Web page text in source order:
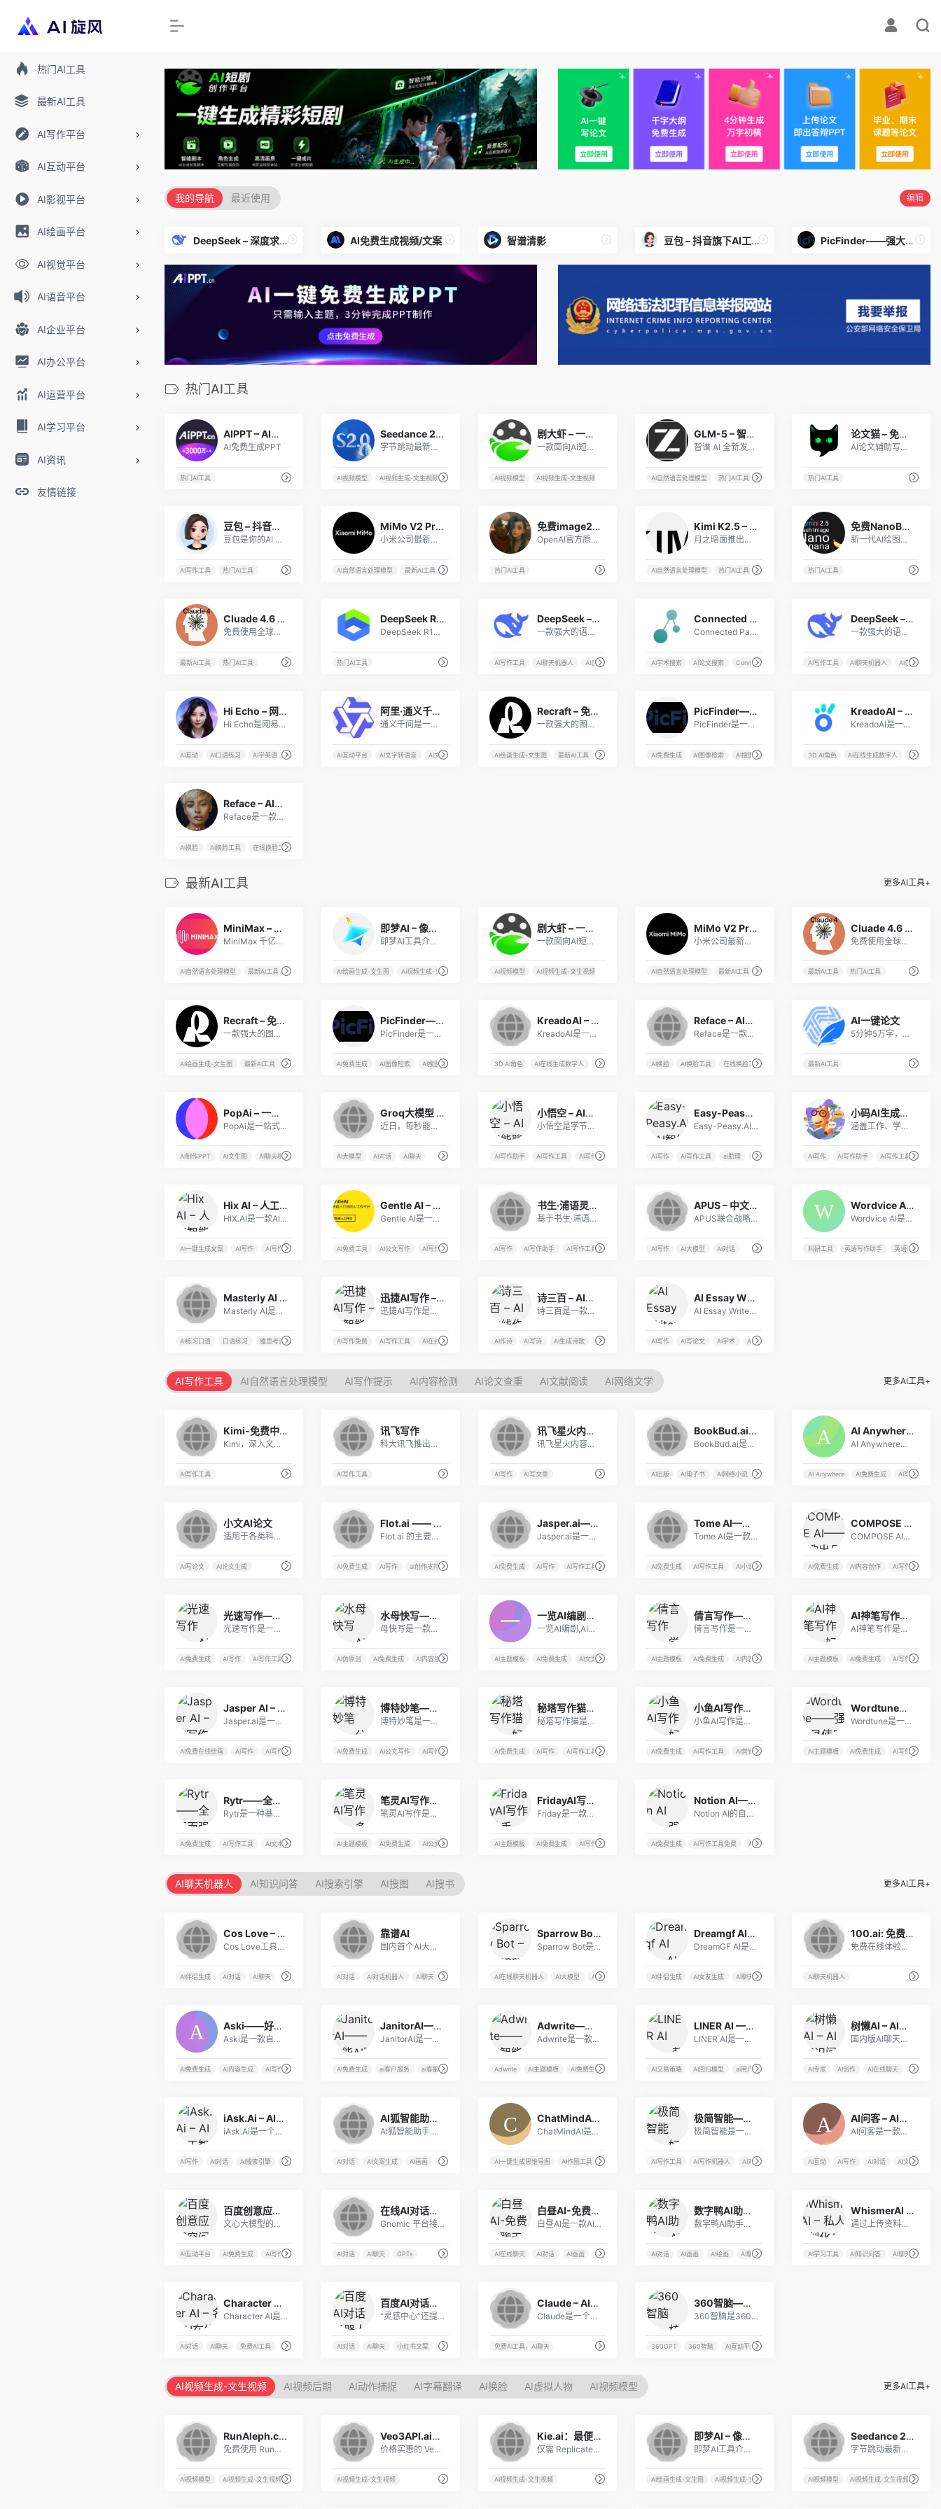
热门AI工具
最新AI工具
AI写作平台
AI互动平台
AI影视平台
AI绘画平台
AI视觉平台
AI语音平台
AI企业平台
AI办公平台
AI运营平台
AI学习平台
AI资讯
友情链接
我的导航 最近使用 编辑
DeepSeek – 深度求索大语言模型 AI免费生成视频/文案 智谱清影 豆包 – 抖音旗下AI工具，你的智能助手 PicFinder——强大的在线AI搜图工具
热门AI工具
AIPPT – AI一键生成PPT
AI免费生成PPT
热门AI工具
Seedance 2.0视频生成
字节跳动最新推出的多模态 AI 视频生成大模型。
AI视频模型 AI视频生成-文生视频
剧大虾 – 一站式AI短剧制作平台
一款面向AI短剧创作的一站式制作平台，支持剧本生成、智能分镜、素材资产管理、AI视频生成和团队协作，能帮助AI短剧从业者搭建完整工作流，而不是只提供单个视频生成能力。
AI视频模型 AI视频生成-文生视频 热门AI工具
GLM-5 – 智谱AI旗舰开源大模型
智谱 AI 全新发布的 7450 亿参数旗舰多模态大模型，具备超强文本、视觉、语音理解与推理能力，支持超长上下文、智能体编程与行业级落地，是新一代通用 AI 生产力基座。
AI自然语言处理模型 热门AI工具
论文猫 – 免费无限改稿
AI论文辅助写作平台，最快5分钟生成，免费无限改稿，查重率过高可退
热门AI工具
豆包 – 抖音旗下AI工具，你的智能助手
豆包是你的AI 聊天智能对话问答助手，写作文案翻译情感陪伴编程全能工具。豆包为你答疑解惑，提供灵感，辅助创作，也可以和你畅聊任何你感兴趣的话题。
AI写作工具 热门AI工具
MiMo V2 Pro – 小米首款AI模型
小米公司最新推出的旗舰级自研大模型
AI自然语言处理模型 最新AI工具 热门AI工具
免费image2绘图
OpenAI官方原版绘图生成工具GPT4o绘图，同时可免费使用Gemini 2.5 Pro，Claude 3.7，Grok3等顶级大模型。
热门AI工具
Kimi K2.5 – 月之暗面新一代旗舰AI大模型
月之暗面推出的超强开源多模态大模型，搭载 256K 超长上下文与 Agent 智能体集群，擅长文档理解、代码编程与复杂任务自动化，高效赋能个人创作与企业级 AI 落地。
AI自然语言处理模型 热门AI工具
免费NanoBanana2-谷歌AI图像生成器
新一代AI绘图神器。
热门AI工具
Cluade 4.6 – 最强编码AI模型
免费使用全球顶尖编码模型Claude Opus 4和Claude Sonnet 4
最新AI工具 热门AI工具
DeepSeek R1满血版支持传文件 – DeepSider浏览器插件
DeepSeek R1满血版对话工具，免费使用，零延迟，不卡顿，支持文档解析
热门AI工具
DeepSeek – 深度求索大语言模型
一款强大的语言模型，旨在让机器像人类一样思考和学习，它能够理解自然语言并生成高质量的文本内容，包括回答问题、撰写文章，和进行复杂的推理。
AI写作工具 AI聊天机器人 AI自然语言处理模型 热门AI工具
Connected Papers——最好用的文献智能搜索工具
Connected Papers是一款创新的文献搜索和管理工具，其可视化相关文献网络图功能使得科研工作者可以更方便地获取和筛选相关文献，提高了研究效率。同时，该工具还提供了文献管理功能，方便后续研究和引用。Connected Papers已经成为了众多科研工作者的必备在线AI工具之一。
AI学术搜索 AI论文搜索 Connected Papers 免费AI工具
DeepSeek – 深度求索大语言模型
一款强大的语言模型，旨在让机器像人类一样思考和学习，它能够理解自然语言并生成高质量的文本内容，包括回答问题、撰写文章，和进行复杂的推理。
AI写作工具 AI聊天机器人 AI自然语言处
Hi Echo – 网易有道AI虚拟人口语教练
Hi Echo是网易有道推出的虚拟人口语教练，搭载了国内首个教育大模型“子曰”，可以为不同水平的英语学习者提供个性化的口语练习服务。
AI互动 AI口语练习 AI学英语 AI对话
阿里·通义千问——免费好用响应人类指令的大模型
通义千问是一款具有高度自主知识产权的人工智能语言模型，具有强大的语言处理能力
AI互动平台 AI文字转语音 AI文字转音声 AI文本生成
Recraft – 免费在线AI图像生成器
一款强大的图像生成与编辑工具，适合设计师、插画师和营销人员。
AI绘画生成-文生图 最新AI工具 热门AI工具
PicFinder——强大的在线AI搜图工具
PicFinder是一款由AI支持的无限图像生成工具，它通过深度学习和自然语言处理技术，可以帮助用户快速、准确地搜索和生成所需的图片。该工具于2019年正式发布，目前已经成为设计师、插画师、创意工作者等人群的必备工具之一。
AI免费生成 AI图像检索 AI搜图
KreadoAI – 免费生成AI虚拟数字人
KreadoAI是一个可以免费生成AI虚拟数字人视频的在线网站。
3D AI角色 AI在线生成数字人 ai数字人生
Reface – AI智能在线换脸工具
Reface是一款基于人工智能的AI换脸工具，能实现视频或动图中人脸的精准替换，创造出各种有趣的视频和照片。
AI换脸 AI换脸工具 在线换脸工具
最新AI工具 更多AI工具+
MiniMax – 文本/语音/视频AI生成大模型
MiniMax 千亿参数多模态 AI 大模型，支持文本 / 语音 / 视觉全场景内容生成与低代码专家 Agent 定制，适配个人创作、企业办公、行业开发等多元场景，高效提升 AI 生产效率。
AI自然语言处理模型 最新AI工具
即梦AI – 像素动画生成
即梦AI工具介绍 即梦AI是字节...
AI绘画生成-文生图 AI视频生成-文生视频 最新AI工具
剧大虾 – 一站式AI短剧制作平台
一款面向AI短剧创作的一站式制作平台，支持剧本生成、智能分镜、素材资产管理、AI视频生成和团队协作，能帮助AI短剧从业者搭建完整工作流，而不是只提供单个视频生成能力。
AI视频模型 AI视频生成-文生视频 热门AI工具
MiMo V2 Pro – 小米首款AI模型
小米公司最新推出的旗舰级自研大模型
AI自然语言处理模型 最新AI工具 热门AI工具
Cluade 4.6 – 最强编码AI模型
免费使用全球顶尖编码模型Claude Opus 4和Claude Sonnet 4
最新AI工具 热门AI工具
Recraft – 免费在线AI图像生成器
一款强大的图像生成与编辑工具，适合设计师、插画师和营销人员。
AI绘画生成-文生图 最新AI工具 热门AI工具
PicFinder——强大的在线AI搜图工具
PicFinder是一款由AI支持的无限图像生成工具，它通过深度学习和自然语言处理技术，可以帮助用户快速、准确地搜索和生成所需的图片。该工具于2019年正式发布，目前已经成为设计师、插画师、创意工作者等人群的必备工具之一。
AI免费生成 AI图像检索 AI搜图
KreadoAI – 免费生成AI虚拟数字人
KreadoAI是一个可以免费生成AI虚拟数字人视频的在线网站。
3D AI角色 AI在线生成数字人 ai数字人生成
Reface – AI智能在线换脸工具
Reface是一款基于人工智能的AI换脸工具，能实现视频或动图中人脸的精准替换，创造出各种有趣的视频和照片。
AI换脸 AI换脸工具 在线换脸工具
AI一键论文
5分钟5万字，无限免费改稿！真实数据(表)、图、代码、公式、CAD图，免费不限次3级大纲，附带ppt，开题报告，40篇真实参考文献，aigc超25%退费！
最新AI工具
PopAi – 一站式AI办公工具
PopAi是一站式个人AI办公工具，集AI聊天、AI文档处理、AI写作、AI绘画、AI制作PPT等办公功能为一体。
AI制作PPT AI文生图 AI聊天机器人
Groq大模型 – 世界最快大模型
近日，每秒能够生成500个令牌的Groq模型以其惊人的速度，被誉为“全球速度之最的LLM”，迅速席卷全网。
AI大模型 AI对话 AI聊天
小悟空 – AI智能聊天助手机器人
小悟空是字节跳动公司推出的一款AI智能聊天助手机器人，内置了多种AI工具，可以帮助你完成各种任务，例如查询天气、看新闻等。
AI写作助手 AI写作工具 AI写作机器人 AI大模型
Easy-Peasy.AI – AI智能写作，绘画，聊天平台
Easy-Peasy.AI是一款AI内容生成助手，可以AI智能生成文本、图像和音频转文字。
AI写作 AI写作工具 ai助理 AI文案生成
小码AI生成器(免费)
涵盖工作、学习、生活所需的AI产品，包括小码聊天机器人、小码文书、小言心语、心语屋等。
AI写作 AI写作助手 AI写作工具
Hix AI – 人工智能AI写作工具/AI翻译/AI校对
HIX.AI是一款AI人工智能写作助手，拥有超过120种AI写作工具，支持近50种语言，包括AI写作、摘要总结、文本校对、语法检查、视频脚本编写等功能。
AI一键生成文案 AI写作 AI写作工具 AI在线翻译
Gentle AI – 一站式AI工作平台
Gentle AI是一款为普通人打造的AI工作平台，旨在为用户提供简单、高效、稳定的生产力工具。
AI免费工具 AI公文写作 AI写代码
书生·浦语灵笔 – 首个图文混合创作开源大模型
基于书生·浦语大语言模型（InternLM），具备图文并茂文章的「一键生成」能力，接受视觉和语言模态输入，在图文对话方面表现十分优秀。
AI写作 AI写作助手 AI写作工具
APUS – 中文创作大模型
APUS联合战略合作伙伴波形智能正式发布了新一代中文创作大模型，并对APUS“萤火小说”产品进行了升级迭代。 APUS模型是第一个专门为内容创作研发的大型语言模型，在小说写作、营销文案写作、短视频脚本写作、论文写作等benchmark上皆击败了GPT等通用大型语言模型。
AI写作 AI大模型 AI对话
Wordvice AI – AI在线英语语法检查工具
Wordvice AI是一款便捷高效的英语语法检查工具，可以帮助用户自动检测文本中的各类英文语言使用错误并进行修改。该工具基于人工智能技术，具有强大的语法检查功能和高级功能，使用简单方便。无论是学生还是英语工作者，都可以使用Wordvice AI来提高英文写作的质量和效率。
科研工具 英语写作助手 英语语法检测
Masterly AI – 雅思口语写作AI，雅思托福备考助手
Masterly AI是一款专门为备考雅思和托福的考生设计的AI助手工具。
AI练习口语 口语练习 雅思考试
迅捷AI写作 – AI智能写作机器人
迅捷AI写作是一款基于人工智能技术的AI写作辅助工具，可以快速生成高质量的文章、博客、推广文案、产品描述等多种文本形式。
AI写作免费 AI写作工具 AI在线写作
诗三百 – AI在线作诗，人工智能诗歌写作平台
诗三百是一款功能强大的AI作诗工具，它具备多种功能，包括AI作诗、AI藏头诗、AI古文学、AI今文学、AI文案和AI对联。
AI作诗 AI写诗 AI生成诗歌 人工智能作诗
AI Essay Writer – 免费AI论文在线生成器
AI Essay Writer是一个在线生成AI论文的工具，用户只需输入论文的主题、描述、页数等要求，AI Essay Writer就能很快自动生成一篇高质量的论文。
AI写作 AI写论文 AI学术 AI生成论文
AI写作工具 AI自然语言处理模型 AI写作提示 AI内容检测 AI论文查重 AI文献阅读 AI网络文学 更多AI工具+
Kimi-免费中文对话大模型
Kimi，深入文本，洞察每一个细节——长篇阅读，轻松掌握。
AI写作工具
讯飞写作
科大讯飞推出的AI智能写作助手
AI写作工具
讯飞星火内容运营大师
讯飞星火内容运营大师工具介...
AI写作 AI写文章
BookBud.ai – AI电子书/有声读物出版
BookBud.ai是一个在线服务平台，拥有十多年的行业专业知识，专门为独立出版作者提供人工智能支持，帮助他们创作非小说类书籍。
AI出版 AI电子书 AI网络小说 书籍出版
AI Anywhere——基于人工智能的桌面端智能助手
AI Anywhere是一款基于人工智能技术的桌面端智能助手，旨在为广大的用户提供高效便捷的AI助手服务，可以支持翻译、润色、解释选中的文本等功能。
AI Anywhere AI免费生成 AI写作工具
小文AI论文
适用于各类科目的论文写作，包括哲学、经济学、法学、教育学、文学、历史学、理学、工学、农学、医学、管理学、艺术学等。
AI写论文 AI论文生成
Flot.ai —— 基于人工智能技术的文本生成工具
Flot.ai 的主要功能包括写作、AI翻译、校对、解释和回复等，可以为用户提供全方位的文本处理和创作支持。具体来说，用户可以通过 Flot.ai 输入中文或英文文本，并选择相应的处理方式，例如翻译、语法检查、文本压缩等。
AI免费生成 AI写作 ai创作支持
Jasper.ai——文字生成图片、文章和文案
Jasper.ai是一款基于人工智能技术的AI写作工具，它可以根据用户输入的文字和需求，自动生成符合要求的文章、文案和图片。
AI免费生成 AI写作 AI写作工具
Tome AI——专业的AI小说生成工具
Tome AI是一款依托于DALL·e2等先进人工智能技术，专为创意和故事性探索设计的工具。它能够在几秒钟内，根据您输入的提示，生成完整的叙述，帮助您解锁最佳作品的创作灵感。
AI免费生成 AI写作工具 AI小说生成 AI文本生成
COMPOSE AI——谷歌出品的AI写作工具
COMPOSE AI是一款强大的人工智能写作工具，适用于各种场景和领域，可以帮助用户快速生成高质量的文章和内容，提高工作效率和质量。
AI免费生成 AI内容创作 AI写作
光速写作——AI全智能写作软件
光速写作是一款基于云计算的在线AI写作工具，旨在帮助用户快速创作高质量的文章。
AI免费生成 AI写作 AI写作工具 AI批量生成文章
水母快写——AI批量生成高质量文章
母快写是一款集成了人工智能技术和多功能于一体的在线智能写作工具，旨在为SEOer、站长和自媒体从业者提供一站式的内容创作解决方案。
AI伪原创 AI免费生成 AI内容生成
一览AI编剧——专业的AI脚本生成工具
一览AI编剧,AI编剧工具,AI脚本撰写工具,智能生成脚本,免费脚本生成工具,在线脚本生成工具
AI主题模板 AI免费生成 AI文案创作 AI编剧工具
倩言写作——学生必备的AI学习备考写作工具
倩言写作是一款智能写作工具，旨在为用户提供全方位的写作辅助。它支持大中小学中英文作文素材、语法纠错润色、论文批改写作、托福及考研四六级作文真题提高。
AI主题模板 AI免费生成 AI内容纠错 AI写作工具
AI神笔写作——好用的AI写作工具
AI神笔写作是一款基于人工智能技术的高效写作工具，它能够帮助用户快速生成各种类型的文本内容，包括论文选题、开题报告、论文大纲、论文全文、各类社交媒体、发言稿、方案、作文、项目文档、长篇小说等。
AI主题模板 AI免费生成 AI写作工具
Jasper AI – AI写作和图片生成器
Jasper.ai是一款基于人工智能的AI写作和图片生成工具，它可以根据用户的输入和需求，自动生成各种类型和风格的文案和图片。
AI免费在线绘画 AI写作 AI写作助手 AI文案生成
博特妙笔——公文AI写作平台
博特妙笔是一款基于人工智能技术的公文材料写作工具，旨在帮助公职人员快速、准确地完成法定性、事务性、规范性公文以及其他各类材料的创作。
AI免费生成 AI公文写作 AI写作工具 AI文书写作
秘塔写作猫——好用的AI文本编辑和校对工具
秘塔写作猫是一款非常实用的文本编辑器和校对工具。它可以帮助用户快速创建和编辑文档，同时还提供了一系列特色功能，如文本校对、翻译、语音输入等，让用户的写作更加高效、准确。
AI免费生成 AI写作 AI写作工具
小鱼AI写作——好用的AI在线写作工具
小鱼AI写作是一款基于人工智能技术的在线写作工具，它能够根据用户输入的关键词或主题，自动生成高质量的原创文章，极大提高了内容创作效率。
AI免费生成 AI写作工具 AI营销工具 AI论文生成
Wordtune——强大易使用的AI写作助手
Wordtune是一款功能强大、易于使用的写作伴侣，它能够为用户提供语言检测、文本改写、写作建议、模板库、导出和分享等多种功能，帮助用户改进写作质量、提高文章可读性和吸引力。
AI主题模板 AI免费生成 AI写作助手
Rytr——全面而强大的AI写作助手
Rytr是一种基于人工智能技术的写作工具，旨在帮助用户快速、轻松地创建高质量、独特的内容。它适用于各种场景，包括社交媒体、营销、新闻报道、产品描述等。
AI免费生成 AI写作工具 AI文本生成工具 AI文案创作
笔灵AI写作——多场景AI创作工具
笔灵AI写作是一个神奇的写作助手，它采用了最先进的AI技术，能够理解你的写作需求，并为你提供高质量的文本内容。无论你需要写论文、开题报告、公文写作、商业计划书、文献综述还是社交帖子，笔灵AI写作都能够在你最需要的时候提供帮助。
AI主题模板 AI免费生成 AI公文写作 AI创作免费
FridayAI写作助手——AI生成高质量文章
Friday是一款非常实用的线上AI文本内容生成工具，它运用了自然语言处理技术和机器学习算法，能够帮助用户快速生成高质量的文本内容。
AI主题模板 AI免费生成 AI写作工具 AI写作工具免费
Notion AI——强大的AI文本处理工具
Notion AI的自然语言处理引擎能够理解用户的输入，并根据用户的意图给出相应的智能建议。
AI免费生成 AI写作工具免费 AI写作提示
AI聊天机器人 AI知识问答 AI搜索引擎 AI搜图 AI搜书 更多AI工具+
Cos Love – AI虚拟恋人情感聊天问答
Cos Love工具介绍 Cos Love是...
AI伴侣生成 AI对话 AI聊天
靠谱AI
国内首个AI大模型聚合平台，全场景覆盖，文心一言4.0、AI绘画免费用！
AI对话 AI对话机器人 AI聊天
Sparrow Bot – Deepmind旗下AI在线聊天机器人
Sparrow Bot是一个基于大型语言模型“Chinchilla”训练的AI在线聊天机器人，由谷歌子公司Deepmind开发。
AI在线聊天机器人 AI大模型 AI对话
Dreamgf AI——AI虚拟女友生成工具
DreamGF AI是一款基于人工智能技术的虚拟女友生成器，它通过深度学习和自然语言处理技术，使用户能够创建自己理想中的虚拟女友。
AI伴侣生成 AI女友生成 AI聊天机器人 AI虚拟伴侣
100.ai: 免费在线AI聊天
免费在线体验和4o、Claude 3.5 的AI 极速聊天。
AI聊天机器人
Aski——好用的AI绘画、AI文字生成互动工具
Aski是一款自然语言处理模型的AI互动平台，它提供了一个高效的、可定制化的方式来生成自然语言文本，从而帮助人们更好地理解和解决各种问题。
AI免费生成 AI内容生成 AI写作
JanitorAI——智能AI聊天机器人
JanitorAI是一款先进而实用的聊天机器人在线AI工具，可以帮助企业和开发者自动化客户交互和快速答复用户查询。
AI免费生成 ai客户服务 ai客服
Adwrite——AI智能营销写作神器
Adwrite是一款基于人工智能技术的智能写作工具，旨在帮助用户撰写出吸引人的文案。它能够自动生成多种场景下的文案，从而大大减轻了写作的工作量。
Adwrite AI主题模板 AI免费生成
LINER AI —— 帮助用户轻松训练免费机器学习模型
LINER AI是一款基于人工智能技术、帮助用户轻松训练机器学习模型的工具。
AI交易策略 AI回归模型 ai用户行为分析 AI问诊
树懒AI – AI知识问答、AI对话、AI绘图
国内版AI聊天工具，同时具备AI智能对话和Midjourney绘画功能，可一键生成想要的内容。
AI专家 AI创作 AI在线聊天 AI对话
iAsk.Ai – AI人工智能搜索引擎
iAsk.Ai是一个免费的AI搜索引擎，允许用户提出任何问题并获得即时、准确的答案。
AI写作 AI对话 AI搜索引擎 AI绘画
AI狐智能助手 – AI知识问答、AI对话、AI绘图
AI狐智能助手是一款国产的全能型AI在线工具，提供了上百种AI工具创作模型可用。
AI对话 AI文案生成 AI画画 AI知识问答
ChatMindAI – 在线AI对话和思维导图生成工具
ChatMindAI是一款基于自然语言处理技术和人工智能算法开发的聊天机器人工具，支持AI机器人对话和思维导图生成。
AI一键生成思维导图 AI作图工具 AI写作 AI对话
极简智能——好用的AI对话画图翻译工具
极简智能是一款综合性的在线AI工具，拥有智能聊天、AI绘画、创作、编写、翻译、写代码等多种功能。
AI写作工具 AI写作机器人 AI对话
AI问客 – AI知识问答对话机器人
AI问客是一款基于最新的人工智能技术开发的工具，可以提供多个领域的专业解答以及文案生成。
AI互动 AI写作 AI对话 AI文案生成
百度创意应用空间——基于文心大模型的AI社区
文心大模型的创意应用空间是百度推出的一个创意与探索社区，支持文本生成、文生图、智能对话等技能，可用于文化传媒、艺术创作、教育科研、金融保险、医疗健康等多个应用场景。
AI互动平台 AI免费生成 AI写作
在线AI对话工具 – Gnomic智能体
Gnomic 平台接入了 CarrotAI自研第4代 、智谱、文心一言等多种大模型。稳定性强，无广告。
AI对话 AI聊天 GPTs
白昼AI-免费AI聊天和AI绘图
白昼AI是一款AI在线对话平台，能够支持150种AI聊天模型，以及Midjourney绘图功能。
AI在线聊天 AI对话 AI画画 AI绘图
数字鸭AI助手 – AI对话与AI绘画工具
数字鸭AI助手是一款智能对话与智能绘画的AI助手，接入官方API和官方midjourney最新版本模型。
AI对话 AI画画 AI绘画 AI聊天
WhismerAI – 私人定制化AI问答助手
通过上传资料、添加网页、编辑笔记，让AI学习、适应特定领域或任务，即可创建你的个性化AI知识库。
AI学习工具 AI知识问答 AI聊天
Character AI – 名人AI在线聊天机器人
Character AI是一个在线智能AI聊天机器人，可模拟与马斯克、拜登、洛基等名人，支持在线聊天。
AI对话 AI聊天 免费AI工具
百度AI对话机器人 – 免费制作小红书文案，B站视频脚本
“灵感中心”还提供了超100多个功能。 基于百度知识增强大语言模型文心一言打造，可提供人工智能对话，以及小红书文案创作、B站视频脚本制作、真实图片创作、周报日报编辑等服务。
AI对话 AI聊天 小红书文案 工作日报
Claude – AI聊天工具免费平替，支持中文
Claude是一个由Anthropic开发的人工智能助手，可以完成各种对话和文本处理任务。
免费AI工具，AI聊天
360智脑——核心AI技术领跑业界
360智脑是360公司推出的一款基于人工智能技术的智能语音交互产品，通过语音识别、语音合成、自然语言处理、智能推荐等一系列功能，为用户提供高效便捷的语音交互体验。
360GPT 360智脑 AI互动平台
AI视频生成-文生视频 AI视频后期 AI动作捕捉 AI字幕翻译 AI换脸 AI虚拟人物 AI视频模型 更多AI工具+
RunAleph.com:用 Runway Aleph 免费体验 AI 视频剪辑
免费使用 Runway Aleph，通过文字进行编辑视频，支持风格迁移、物体移除等 AI 特效。
AI视频模型 AI视频生成-文生视频
Veo3API.ai：高性价比的 Veo 3 API，支持 Fast/Turbo 与 Quality 模式
价格实惠的 Veo 3 API，包括Fast/Turbo和Quality模型 — 仅需 Replicate的 30% 即可生成音频同步的 1080p 视频。
AI视频生成-文生视频
Kie.ai：最便宜和稳定的 Veo 3 API，支持同步音频
仅需 Replicate 价格的 30%，即可获取稳定且可扩展的 Veo 3 AI API ，生成带有同步音频的 1080p 高清视频。
AI视频生成-文生视频
即梦AI – 像素动画生成
即梦AI工具介绍 即梦AI是字节...
AI绘画生成-文生图 AI视频生成-文生视频 最新AI工具
Seedance 2.0视频生成
字节跳动最新推出的多模态 AI 视频生成大模型。
AI视频模型 AI视频生成-文生视频